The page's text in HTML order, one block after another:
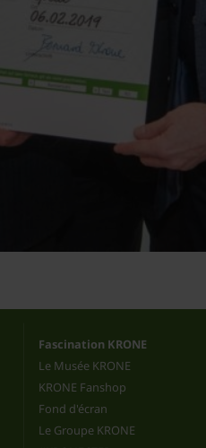
Fascination KRONE
Le Musée KRONE
KRONE Fanshop
Fond d'écran
Le Groupe KRONE